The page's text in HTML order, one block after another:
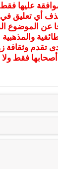
عليها
حذف أي تعليق
عن الموضوع
والمذهبية
تقدم وثقافة
أصحابها فقط